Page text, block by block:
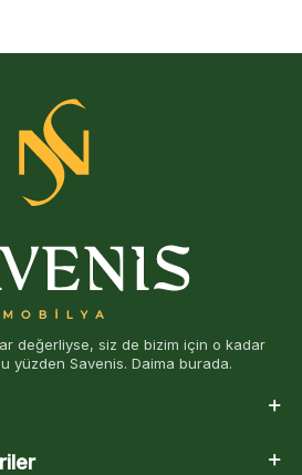
değerliyse, siz de bizim için o kadar
yüzden Savenis. Daima burada.